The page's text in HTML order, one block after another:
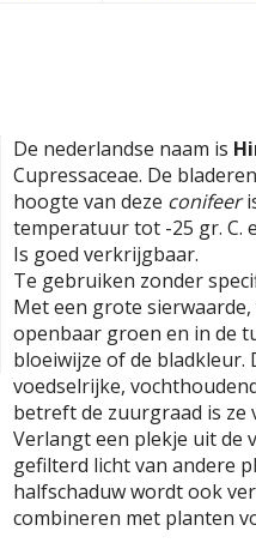
De nederlandse naam is
Cupressaceae. De
hoogte van deze conifeer
temperatuur tot -25 gr. C.
Is goed verkrijgbaar.
Te gebruiken zonder
Met een grote
openbaar groen en in de
bloeiwijze of de bladkleur.
voedselrijke,
betreft de zuurgraad is ze
Verlangt een plekje uit de
gefilterd licht van andere
halfschaduw wordt ook
combineren met planten